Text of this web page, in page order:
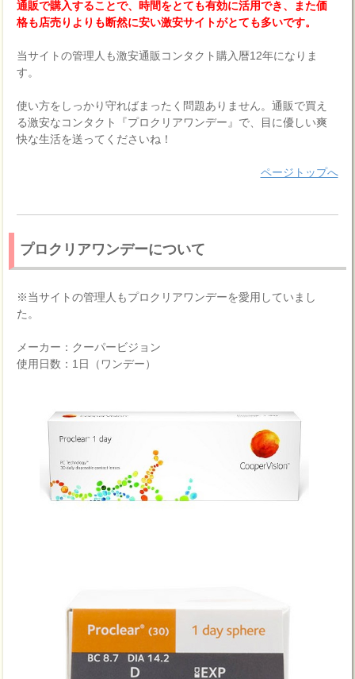
通販で購入することで、時間をとても有効に活用でき、また価
格も店売りよりも断然に安い激安サイトがとても多いです。
当サイトの管理人も激安通販コンタクト購入暦12年になりま
す。
使い方をしっかり守ればまったく問題ありません。通販で買え
る激安なコンタクト『プロクリアワンデー』で、目に優しい爽
快な生活を送ってくださいね！
ページトップへ
プロクリアワンデーについて
※当サイトの管理人もプロクリアワンデーを愛用していまし
た。
メーカー：クーパービジョン
使用日数：1日（ワンデー）